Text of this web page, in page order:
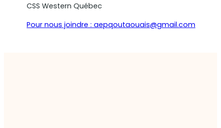
CSS Western Québec
Pour nous joindre : aepqoutaouais@gmail.com